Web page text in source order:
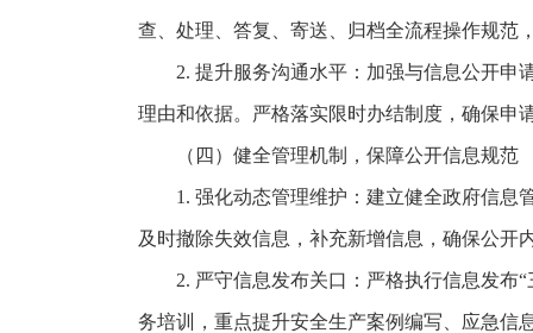
查、处理、答复、寄送、归档全流程操作规范
2. 提升服务沟通水平：加强与信息公开申
理由和依据。严格落实限时办结制度，确保申
（四）健全管理机制，保障公开信息规范
1. 强化动态管理维护：建立健全政府信息
及时撤除失效信息，补充新增信息，确保公开
2. 严守信息发布关口：严格执行信息发布
务培训，重点提升安全生产案例编写、应急信